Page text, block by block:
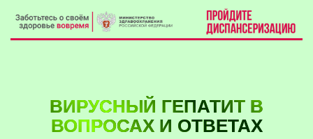
ВИРУСНЫЙ ГЕПАТИТ В
ВОПРОСАХ И ОТВЕТАХ